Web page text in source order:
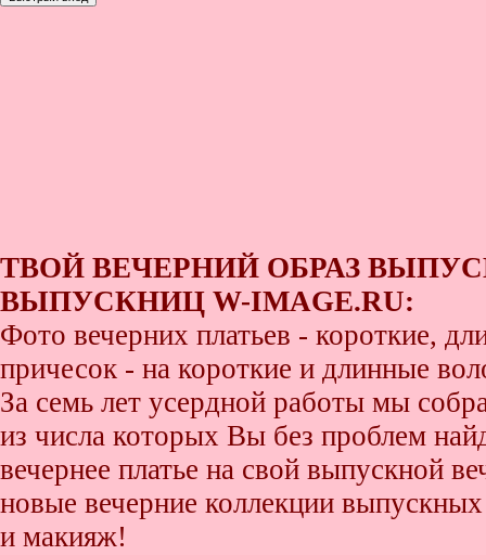
ТВОЙ ВЕЧЕРНИЙ ОБРАЗ
ВЫПУСКНИЦ W-IMAGE.RU:
Фото вечерних платьев - короткие,
причесок - на короткие и длинные
За семь лет усердной работы мы
из числа которых Вы без проблем
вечернее платье на свой выпускной
новые вечерние коллекции
и макияж!